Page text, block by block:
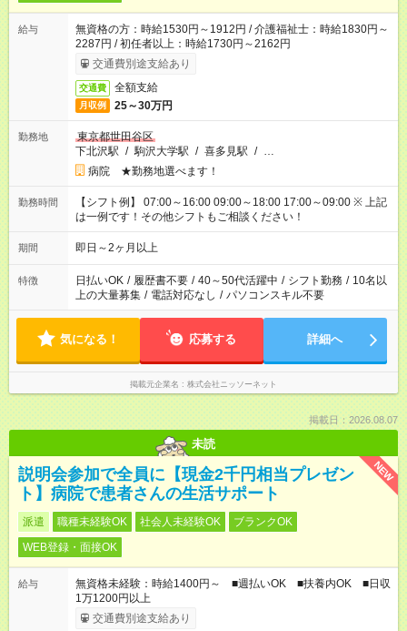
給与
無資格の方：時給1530円～1912円 / 介護福祉士：時給1830円～
2287円 / 初任者以上：時給1730円～2162円
交通費別途支給あり
交通費 全額支給
月収例 25～30万円
勤務地
東京都世田谷区
下北沢駅 / 駒沢大学駅 / 喜多見駅 / …
病院 ★勤務地選べます！
勤務時間
【シフト例】 07:00～16:00 09:00～18:00 17:00～09:00 ※ 上記
は一例です！その他シフトもご相談ください！
期間 即日～2ヶ月以上
特徴 日払いOK / 履歴書不要 / 40～50代活躍中 / シフト勤務 / 10名以
上の大量募集 / 電話対応なし / パソコンスキル不要
気になる！ 応募する 詳細へ
掲載元企業名 株式会社ニッソーネット
掲載日：2026.08.07
未読
NEW
説明会参加で全員に【現金2千円相当プレゼン
ト】病院で患者さんの生活サポート
派遣 職種未経験OK 社会人未経験OK
ブランクOK
WEB登録・面接OK
給与
無資格未経験：時給1400円～ ■週払いOK ■扶養内OK ■日収
1万1200円以上
交通費別途支給あり